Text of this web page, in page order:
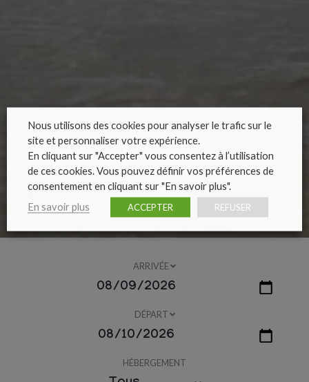
ARRIVÉE
DÉPART
HÉBERGEMENT
Nous utilisons des cookies pour analyser le trafic sur le
site et personnaliser votre expérience.
En cliquant sur "Accepter" vous consentez à l’utilisation
de ces cookies. Vous pouvez définir vos préférences de
consentement en cliquant sur "En savoir plus".
En savoir plus
ACCEPTER REFUSER